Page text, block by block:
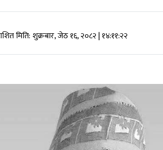
मिति: शुक्रबार, जेठ १६, २०८२| १४:११:२२